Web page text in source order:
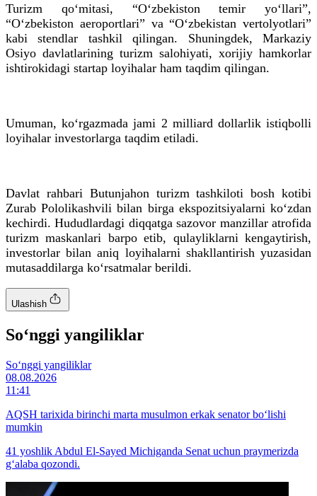
Turizm qo‘mitasi, “O‘zbekiston temir yo‘llari”,
“O‘zbekiston aeroportlari” va “O‘zbekistan vertolyotlari”
kabi stendlar tashkil qilingan. Shuningdek, Markaziy
Osiyo davlatlarining turizm salohiyati, xorijiy hamkorlar
ishtirokidagi startap loyihalar ham taqdim qilingan.
Umuman, ko‘rgazmada jami 2 milliard dollarlik istiqbolli
loyihalar investorlarga taqdim etiladi.
Davlat rahbari Butunjahon turizm tashkiloti bosh kotibi
Zurab Pololikashvili bilan birga ekspozitsiyalarni ko‘zdan
kechirdi. Hududlardagi diqqatga sazovor manzillar atrofida
turizm maskanlari barpo etib, qulayliklarni kengaytirish,
investorlar bilan aniq loyihalarni shakllantirish yuzasidan
mutasaddilarga ko‘rsatmalar berildi.
Ulashish
So‘nggi yangiliklar
So‘nggi yangiliklar
08.08.2026
11:41
AQSH tarixida birinchi marta musulmon erkak senator bo‘lishi
mumkin
41 yoshlik Abdul El-Sayed Michiganda Senat uchun praymerizda
g‘alaba qozondi.